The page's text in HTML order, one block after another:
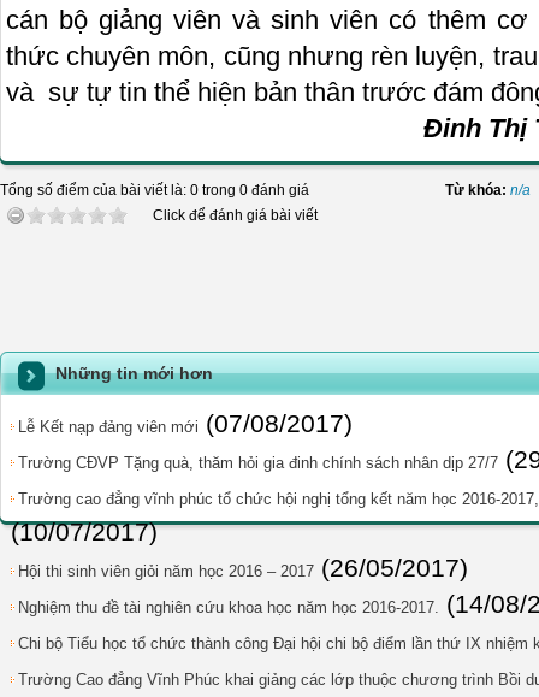
cán bộ giảng viên và sinh viên có thêm
thức chuyên môn, cũng nhưng rèn luyện,
và sự tự tin thể hiện bản thân trước đám
Đinh Thị
Tổng số điểm của bài viết là: 0 trong 0 đánh giá
Click để đánh giá bài viết
Từ khóa: n/a
Những tin mới hơn
Lễ Kết nạp đảng viên mới (07/08/2017)
Trường CĐVP Tặng quà, thăm hỏi gia đinh chính sách nhân dịp 27/7
Trường cao đẳng vĩnh phúc tổ chức hội nghị tổng kết năm học 2016-
(10/07/2017)
Hội thi sinh viên giỏi năm học 2016 – 2017 (26/05/2017)
Nghiệm thu đề tài nghiên cứu khoa học năm học 2016-2017. (14/08/
Chi bộ Tiểu học tổ chức thành công Đại hội chi bộ điểm lần thứ IX nhiệm
Trường Cao đẳng Vĩnh Phúc khai giảng các lớp thuộc chương trình Bồi